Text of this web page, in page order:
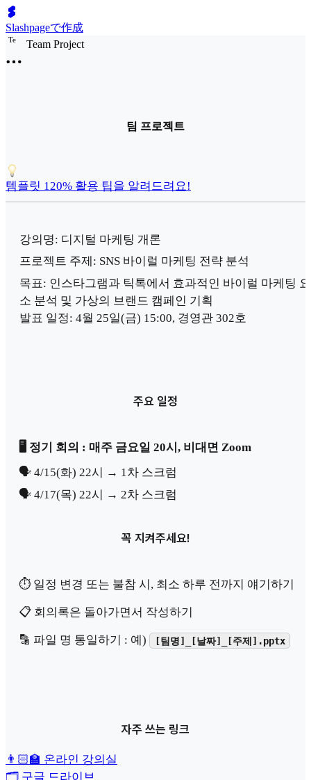
Slashpageで作成
Te Team Project
팀 프로젝트
템플릿 120% 활용 팁을 알려드려요!
강의명: 디지털 마케팅 개론
프로젝트 주제: SNS 바이럴 마케팅 전략 분석
목표: 인스타그램과 틱톡에서 효과적인 바이럴 마케팅 요
소 분석 및 가상의 브랜드 캠페인 기획
발표 일정: 4월 25일(금) 15:00, 경영관 302호
주요 일정
🖥️ 정기 회의 : 매주 금요일 20시, 비대면 Zoom
🗣️ 4/15(화) 22시 → 1차 스크럼
🗣️ 4/17(목) 22시 → 2차 스크럼
꼭 지켜주세요!
⏱️ 일정 변경 또는 불참 시, 최소 하루 전까지 얘기하기
📋 회의록은 돌아가면서 작성하기
🔡 파일 명 통일하기 : 예) [팀명]_[날짜]_[주제].pptx
자주 쓰는 링크
👨🏻‍🏫 온라인 강의실
🗂️ 구글 드라이브